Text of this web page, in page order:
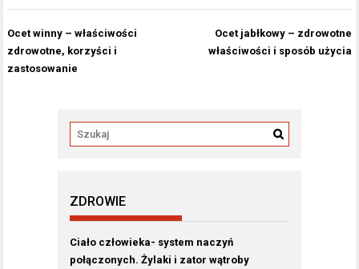
Nawigacja
wpisu
Ocet winny – właściwości
zdrowotne, korzyści i
zastosowanie
Ocet jabłkowy – zdrowotne
właściwości i sposób użycia
ZDROWIE
Ciało człowieka- system naczyń
połączonych. Żylaki i zator wątroby